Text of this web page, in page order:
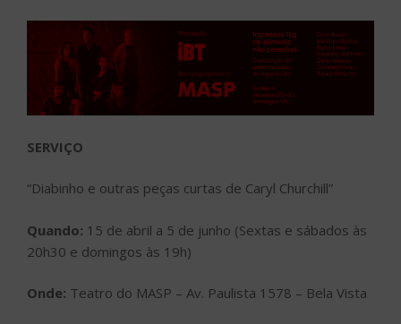
SERVIÇO
“Diabinho e outras peças curtas de Caryl Churchill”
Quando: 15 de abril a 5 de junho (Sextas e sábados às
20h30 e domingos às 19h)
Onde: Teatro do MASP – Av. Paulista 1578 – Bela Vista